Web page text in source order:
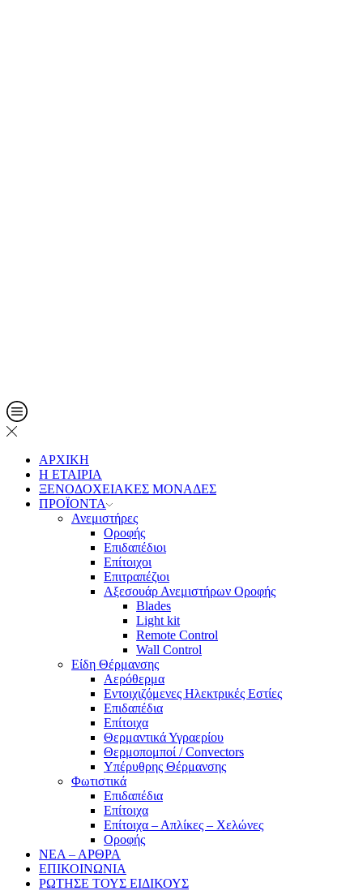
ΑΡΧΙΚΗ
Η ΕΤΑΙΡΙΑ
ΞΕΝΟΔΟΧΕΙΑΚΕΣ ΜΟΝΑΔΕΣ
ΠΡΟΪΟΝΤΑ
Ανεμιστήρες
Οροφής
Επιδαπέδιοι
Επίτοιχοι
Επιτραπέζιοι
Αξεσουάρ Ανεμιστήρων Οροφής
Blades
Light kit
Remote Control
Wall Control
Είδη Θέρμανσης
Αερόθερμα
Εντοιχιζόμενες Ηλεκτρικές Εστίες
Επιδαπέδια
Επίτοιχα
Θερμαντικά Υγραερίου
Θερμοπομποί / Convectors
Υπέρυθρης Θέρμανσης
Φωτιστικά
Επιδαπέδια
Επίτοιχα
Επίτοιχα – Απλίκες – Χελώνες
Οροφής
ΝΕΑ – ΑΡΘΡΑ
ΕΠΙΚΟΙΝΩΝΙΑ
ΡΩΤΗΣΕ ΤΟΥΣ ΕΙΔΙΚΟΥΣ